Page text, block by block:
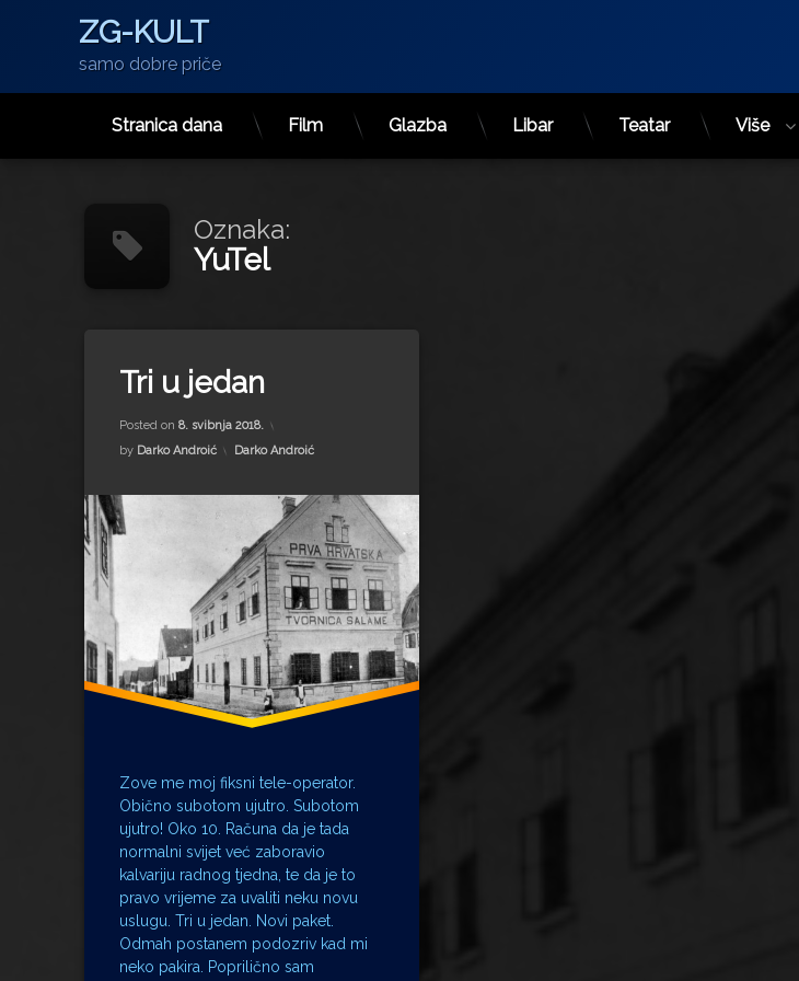
Preskoči
ZG-KULT
samo dobre priče
Stranica dana Film Glazba Libar Teatar Više
Oznaka:
YuTel
Tri u jedan
Posted on 8. svibnja 2018.
by Darko Androić Kategorije:
Darko Androić
Zove me moj fiksni tele-operator.
Obično subotom ujutro. Subotom
ujutro! Oko 10. Računa da je tada
normalni svijet već zaboravio
kalvariju radnog tjedna, te da je to
pravo vrijeme za uvaliti neku novu
uslugu. Tri u jedan. Novi paket.
Odmah postanem podozriv kad mi
neko pakira. Poprilično sam
Gavrilović
Jamnica
Konzum
Ladarice
orvšitelj
Tele operater
tradicija
YuTel